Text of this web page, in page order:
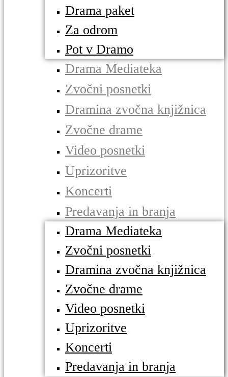
Drama paket
Za odrom
Pot v Dramo
Drama Mediateka
Zvočni posnetki
Dramina zvočna knjižnica
Zvočne drame
Video posnetki
Uprizoritve
Koncerti
Predavanja in branja
Drama Mediateka
Zvočni posnetki
Dramina zvočna knjižnica
Zvočne drame
Video posnetki
Uprizoritve
Koncerti
Predavanja in branja